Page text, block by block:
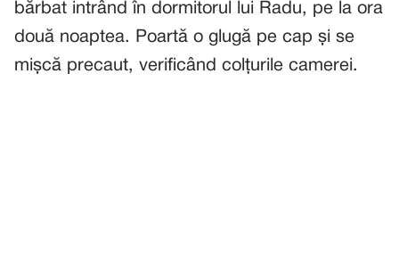
bărbat intrând în dormitorul lui Radu, pe la ora
două noaptea. Poartă o glugă pe cap și se
mișcă precaut, verificând colțurile camerei.